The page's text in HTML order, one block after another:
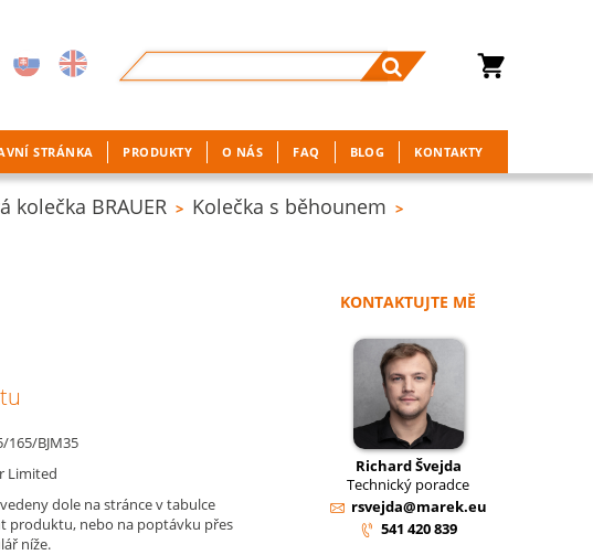
STRÁNKA PRODUKTY O NÁS FAQ BLOG KONTAKTY
kolečka BRAUER > Kolečka s běhounem >
165/BJM35
Limited
dole na stránce v tabulce
produktu, nebo na poptávku přes
níže.
KONTAKTUJTE MĚ
Richard Švejda
Technický poradce
rsvejda@marek.eu
541 420 839